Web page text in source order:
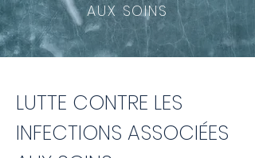
AUX SOINS
LUTTE CONTRE LES
INFECTIONS ASSOCIÉES